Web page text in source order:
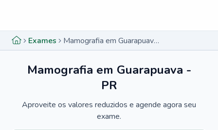
Exames Mamografia em Guarapuava - PR
Mamografia em Guarapuava -
PR
Aproveite os valores reduzidos e agende agora seu
exame.